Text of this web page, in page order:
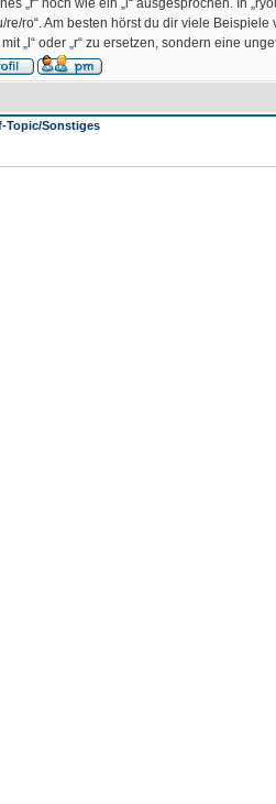
„r“ noch wie ein „l“ ausgesprochen. In
re/ro“. Am besten hörst du dir viele
„l“ oder „r“ zu ersetzen, sondern eine
Topic/Sonstiges